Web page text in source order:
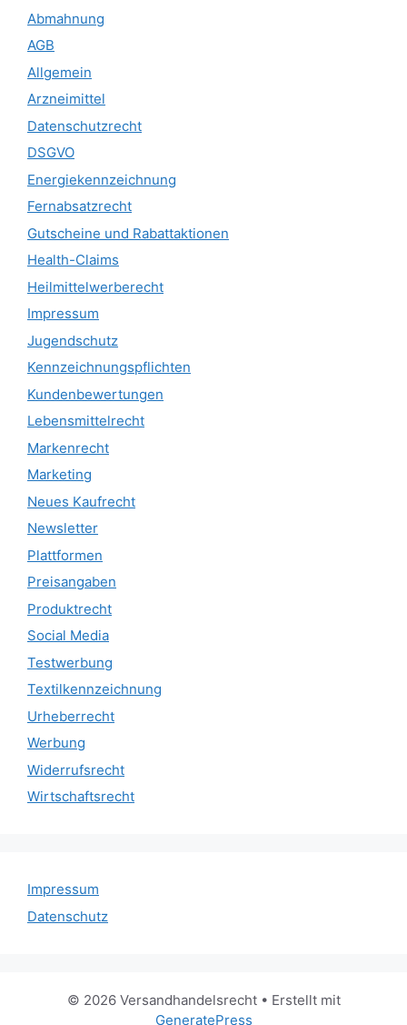
Abmahnung
AGB
Allgemein
Arzneimittel
Datenschutzrecht
DSGVO
Energiekennzeichnung
Fernabsatzrecht
Gutscheine und Rabattaktionen
Health-Claims
Heilmittelwerberecht
Impressum
Jugendschutz
Kennzeichnungspflichten
Kundenbewertungen
Lebensmittelrecht
Markenrecht
Marketing
Neues Kaufrecht
Newsletter
Plattformen
Preisangaben
Produktrecht
Social Media
Testwerbung
Textilkennzeichnung
Urheberrecht
Werbung
Widerrufsrecht
Wirtschaftsrecht
Impressum
Datenschutz
© 2026 Versandhandelsrecht• Erstellt mit
GeneratePress